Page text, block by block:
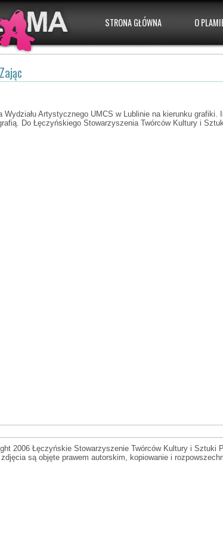
STRONA GŁÓWNA O
Wydziału Artystycznego UMCS w Lublinie na kierunku grafiki.
Do Łęczyńskiego Stowarzyszenia Twórców Kultury i
2006 Łęczyńskie Stowarzyszenie Twórców Kultury i Sztuki
są objęte prawem autorskim, kopiowanie i